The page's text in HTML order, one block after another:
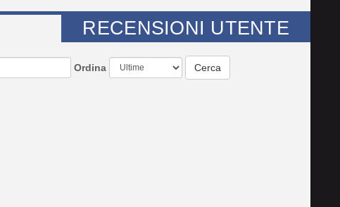
RECENSIONI UTENTE
Ordina Cerca